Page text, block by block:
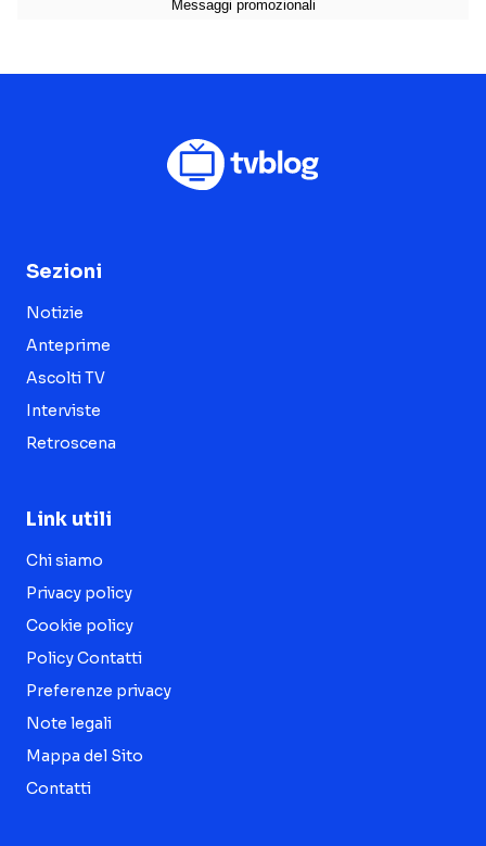
Sezioni
Notizie
Anteprime
Ascolti TV
Interviste
Retroscena
Link utili
Chi siamo
Privacy policy
Cookie policy
Policy Contatti
Preferenze privacy
Note legali
Mappa del Sito
Contatti